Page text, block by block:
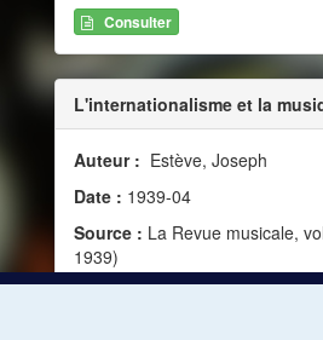
Consulter
L'internationalisme et la
Auteur : Estève, Joseph
Date : 1939-04
Source : La Revue musicale,
1939)
Mots clés :Émotion,